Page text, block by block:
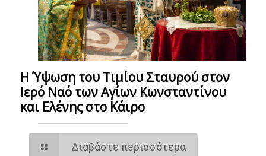
Η Ύψωση του Τιμίου Σταυρού στον
Ιερό Ναό των Αγίων Κωνσταντίνου
και Ελένης στο Κάιρο
Διαβάστε περισσότερα